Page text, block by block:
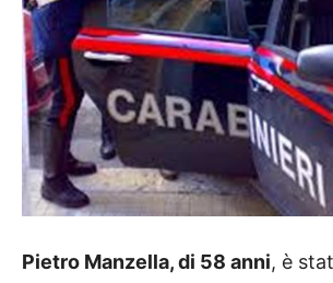
Pietro Manzella, di 58 anni, è